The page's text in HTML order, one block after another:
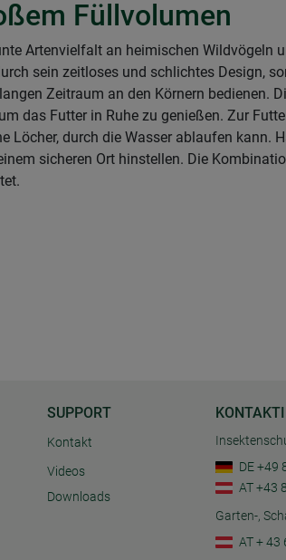
Füllvolumen
Artenvielfalt an heimischen Wildvögeln
sein zeitloses und schlichtes Design,
Zeitraum an den Körnern bedienen.
das Futter in Ruhe zu genießen. Zur
Löcher, durch die Wasser ablaufen kann.
sicheren Ort hinstellen. Die
SUPPORT
Kontakt
Videos
Downloads
DE +49
AT +43
Garten-,
AT + 43